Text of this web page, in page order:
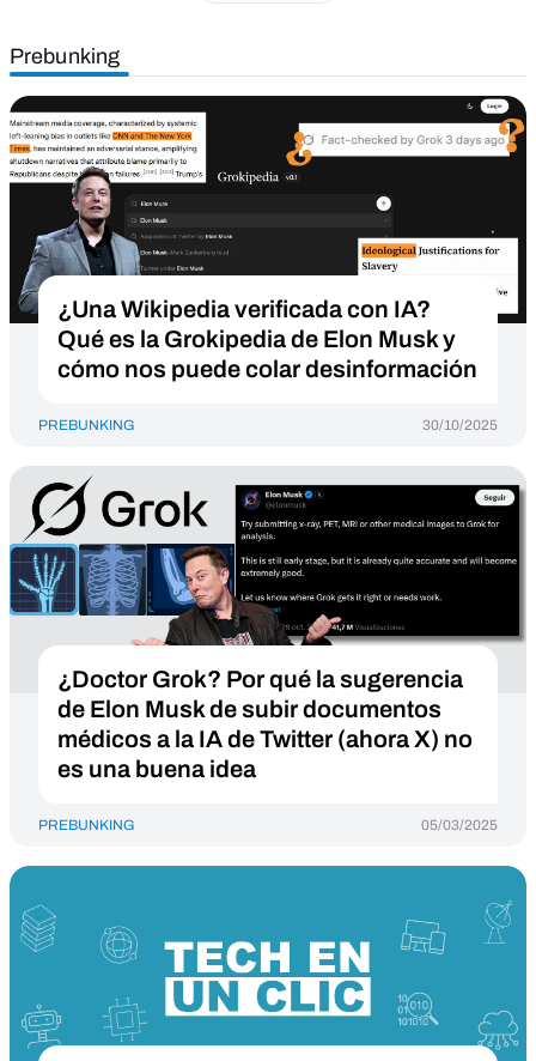
Prebunking
¿Una Wikipedia verificada con IA?
Qué es la Grokipedia de Elon Musk y
cómo nos puede colar desinformación
PREBUNKING 30/10/2025
¿Doctor Grok? Por qué la sugerencia
de Elon Musk de subir documentos
médicos a la IA de Twitter (ahora X) no
es una buena idea
PREBUNKING 05/03/2025